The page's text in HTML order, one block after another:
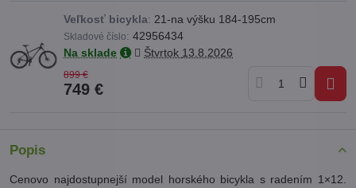
Veľkosť bicykla: 21-na výšku 184-195cm
Skladové číslo: 42956434
Na sklade
Štvrtok 13.8.2026
899 €
749 €
Popis
Cenovo najdostupnejší model horského bicykla s radením 1×12.